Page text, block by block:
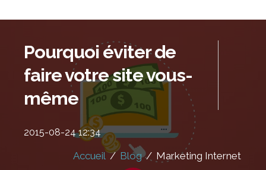
Pourquoi éviter de
faire votre site vous-
même
2015-08-24 12:34
Accueil / Blog / Marketing Internet